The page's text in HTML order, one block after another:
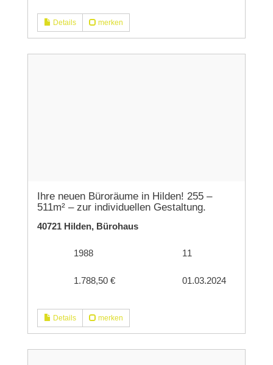
Details merken
Ihre neuen Büroräume in Hilden! 255 –
511m² – zur individuellen Gestaltung.
40721 Hilden, Bürohaus
1988 11
1.788,50 € 01.03.2024
Details merken